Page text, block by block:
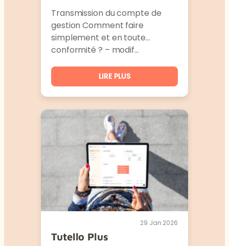
Transmission du compte de
gestion Comment faire
simplement et en toute
conformité ? – modif…
LIRE PLUS
29 Jan 2026
Tutello Plus